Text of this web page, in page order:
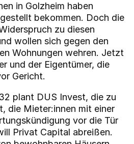
in Golzheim haben
bekommen. Doch die
zu diesen
wollen sich gegen den
Wohnungen wehren. Jetzt
und der Eigentümer, die
Gericht.
plant DUS Invest, die zu
die Mieter:innen mit einer
vor die Tür
Privat Capital abreißen.